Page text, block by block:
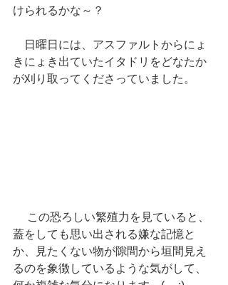
けられるかな～？
日曜日には、アスファルトからにょ
きにょき出ていたイタドリをどなたか
が刈り取ってくださっていました。
蓋をしても思い出される嫌な記憶と
か、見たくない物が隙間から垣間見え
るのを象徴しているような気がして、